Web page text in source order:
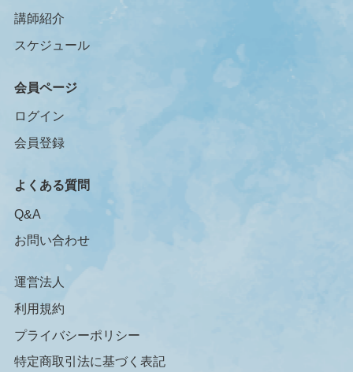
講師紹介
スケジュール
会員ページ
ログイン
会員登録
よくある質問
Q&A
お問い合わせ
運営法人
利用規約
プライバシーポリシー
特定商取引法に基づく表記